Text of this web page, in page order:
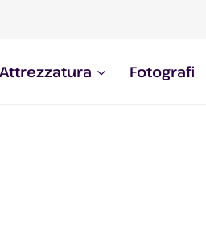
Attrezzatura Fotografi